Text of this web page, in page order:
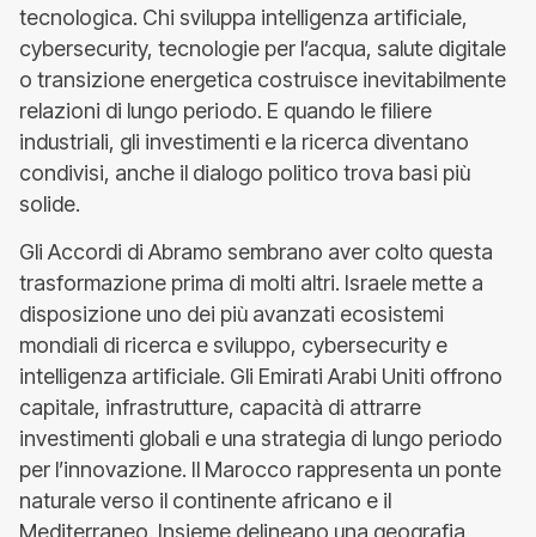
tecnologica. Chi sviluppa intelligenza artificiale,
cybersecurity, tecnologie per l’acqua, salute digitale
o transizione energetica costruisce inevitabilmente
relazioni di lungo periodo. E quando le filiere
industriali, gli investimenti e la ricerca diventano
condivisi, anche il dialogo politico trova basi più
solide.
Gli Accordi di Abramo sembrano aver colto questa
trasformazione prima di molti altri. Israele mette a
disposizione uno dei più avanzati ecosistemi
mondiali di ricerca e sviluppo, cybersecurity e
intelligenza artificiale. Gli Emirati Arabi Uniti offrono
capitale, infrastrutture, capacità di attrarre
investimenti globali e una strategia di lungo periodo
per l’innovazione. Il Marocco rappresenta un ponte
naturale verso il continente africano e il
Mediterraneo. Insieme delineano una geografia